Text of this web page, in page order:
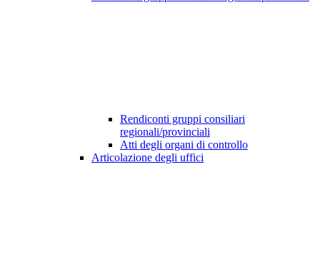
Rendiconti gruppi consiliari
regionali/provinciali
Atti degli organi di controllo
Articolazione degli uffici